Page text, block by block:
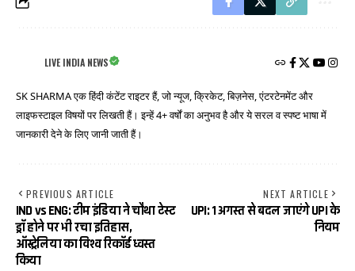
LIVE INDIA NEWS
SK SHARMA एक हिंदी कंटेंट राइटर हैं, जो न्यूज, क्रिकेट, बिज़नेस, एंटरटेनमेंट और
लाइफस्टाइल विषयों पर लिखती हैं। इन्हें 4+ वर्षों का अनुभव है और ये सरल व स्पष्ट भाषा में
जानकारी देने के लिए जानी जाती हैं।
PREVIOUS ARTICLE
IND vs ENG: टीम इंडिया ने चौथा टेस्ट
ड्रॉ होने पर भी रचा इतिहास,
ऑस्ट्रेलिया का विश्व रिकॉर्ड ध्वस्त
किया
NEXT ARTICLE
UPI: 1 अगस्त से बदल जाएंगे UPI के
नियम